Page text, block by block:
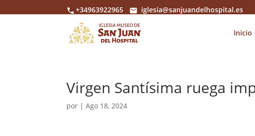
+34963922965 iglesia@sanjuandelhospital.es
Inicio
Virgen Santísima ruega
por |Ago 18, 2024